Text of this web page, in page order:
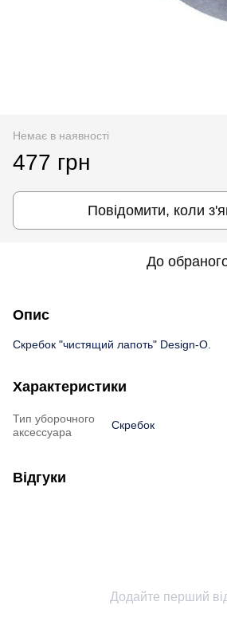
Немає в наявності
477 грн
Повідомити, коли
До
Опис
Скребок "чистящий лапоть" Design-O.
Характеристики
Тип уборочного
аксессуара
Скребок
Відгуки
Додайте перший